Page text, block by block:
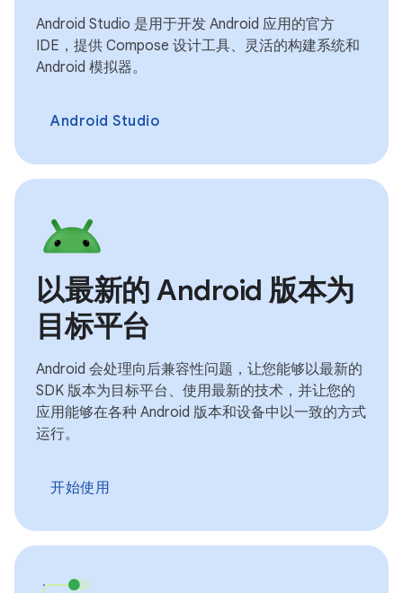
Android Studio 是用于开发 Android 应用的官方
IDE，提供 Compose 设计工具、灵活的构建系统和
Android 模拟器。
Android Studio
以最新的 Android 版本为
目标平台
Android 会处理向后兼容性问题，让您能够以最新的
SDK 版本为目标平台、使用最新的技术，并让您的
应用能够在各种 Android 版本和设备中以一致的方式
运行。
开始使用